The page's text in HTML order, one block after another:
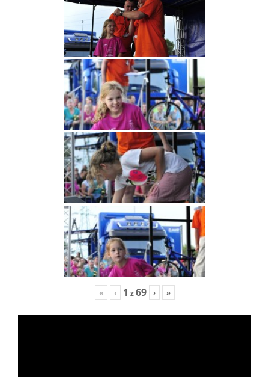
« ‹ 1 z69 › »